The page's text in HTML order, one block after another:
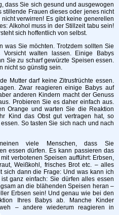
dass Sie sich gesund und ausgewogen
stillende Frauen dieses oder jenes nicht
verwirren! Es gibt keine generellen
Alkohol muss in der Stillzeit tabu sein!
sich hoffentlich von selbst.
was Sie möchten. Trotzdem sollten Sie
walten lassen. Einige Babys
Sie zu scharf gewürzte Speisen essen.
nicht so günstig sein.
Mutter darf keine Zitrusfrüchte essen.
Zwar reagieren einige Babys auf
anderen Kindern macht der Genuss
Probieren Sie es daher einfach aus.
Orange und warten Sie die Reaktion
Kind das Obst gut vertragen hat, so
So tasten Sie sich nach und nach
viele Menschen, dass Sie
essen dürfen. Es kann passieren das
verbotenen Speisen aufführt: Erbsen,
Weißkohl, frisches Brot etc. – alles
sich dann die Frage: Und was kann ich
ganz einfach: Sie dürfen alles essen
an die blähenden Speisen heran –
Erbsen sein! Und genau wie bei den
Ihres Babys ab. Manche Kinder
– andere wiederum reagieren in